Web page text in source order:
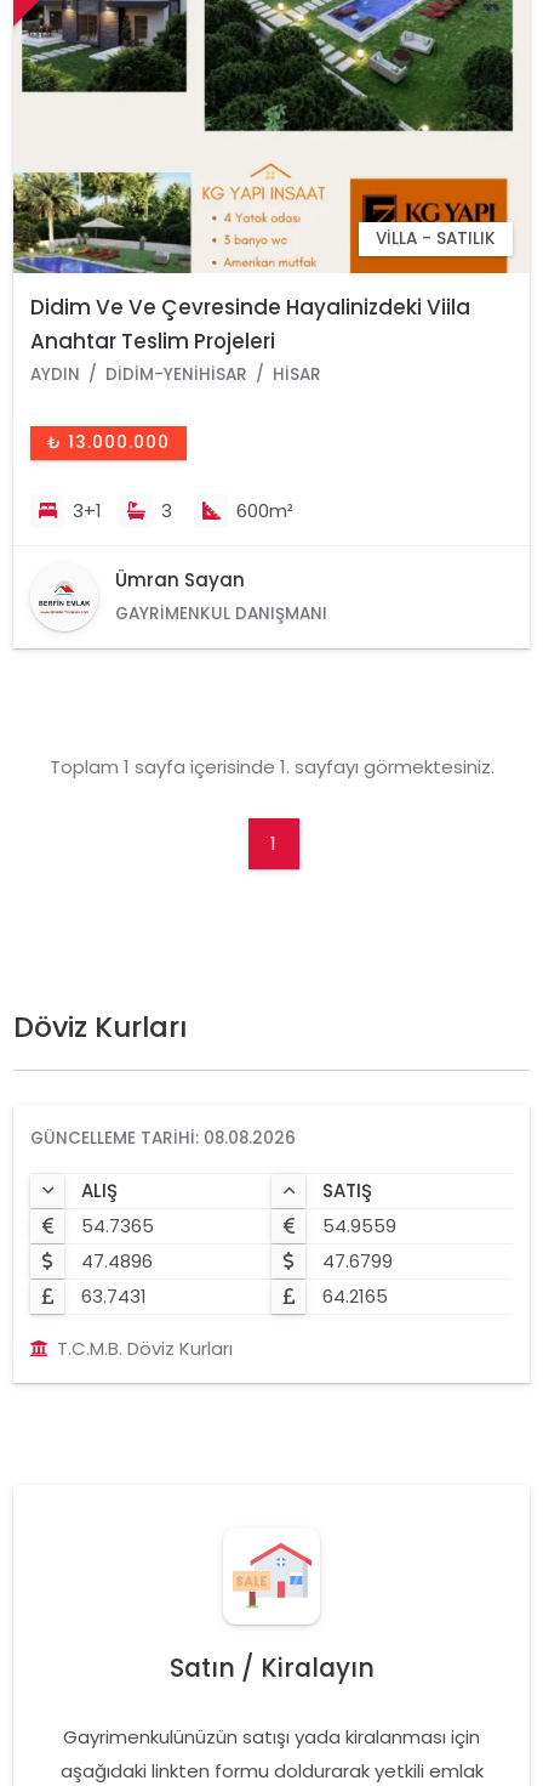
VILLA - SATILIK
Didim Ve Ve Çevresinde Hayalinizdeki Viila
Anahtar Teslim Projeleri
AYDIN DIDIM-YENIHISAR HISAR
₺ 13.000.000
3+1 3 600m²
Ümran Sayan
GAYRIMENKUL DANIŞMANI
Toplam 1 sayfa içerisinde 1. sayfayı görmektesiniz.
1
Döviz Kurları
GÜNCELLEME TARIHI: 08.08.2026
ALIŞ
SATIŞ
54.7365
54.9559
47.4896
47.6799
63.7431
64.2165
T.C.M.B. Döviz Kurları
Satın / Kiralayın
Gayrimenkulünüzün satışı yada kiralanması için
aşağıdaki linkten formu doldurarak yetkili emlak